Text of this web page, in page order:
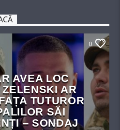
0
AVEA LOC
AR
TUTUROR
SĂI
– SONDAJ